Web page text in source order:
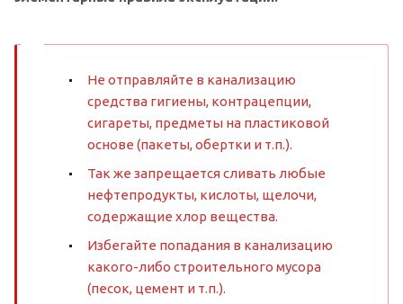
Не отправляйте в канализацию
средства гигиены, контрацепции,
сигареты, предметы на пластиковой
основе (пакеты, обертки и т.п.).
Так же запрещается сливать любые
нефтепродукты, кислоты, щелочи,
содержащие хлор вещества.
Избегайте попадания в канализацию
какого-либо строительного мусора
(песок, цемент и т.п.).